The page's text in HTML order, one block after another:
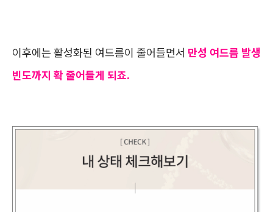
이후에는 활성화된 여드름이 줄어들면서 만성 여드름 발생
빈도까지 확 줄어들게 되죠.